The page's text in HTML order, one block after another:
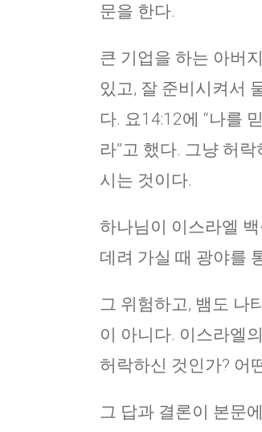
문을 한다.
큰 기업을 하는 아버
있고, 잘 준비시켜서
다. 요14:12에 “나를
라”고 했다. 그냥 허
시는 것이다.
하나님이 이스라엘
데려 가실 때 광야를
그 위험하고, 뱀도 나
이 아니다. 이스라엘
허락하신 것인가? 어
그 답과 결론이 본문